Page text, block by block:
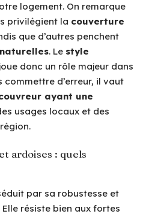
logement. On remarque
privilégient la couverture
que d’autres penchent
. Le style
joue donc un rôle majeur dans
commettre d’erreur, il vaut
ayant une
usages locaux et des
ardoises : quels
par sa robustesse et
résiste bien aux fortes